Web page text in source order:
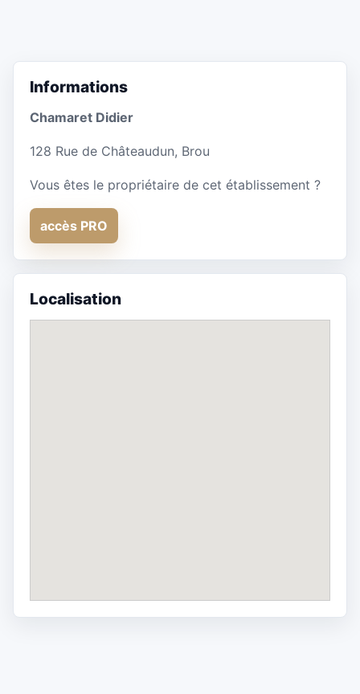
Informations
Chamaret Didier
128 Rue de Châteaudun, Brou
Vous êtes le propriétaire de cet établissement ?
accès PRO
Localisation